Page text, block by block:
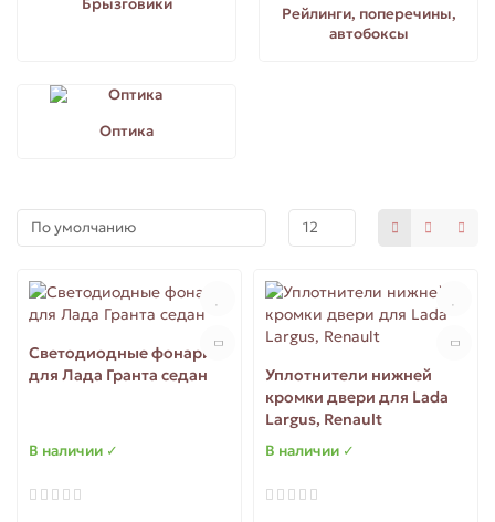
для Приора (Priora)
Брызговики
Рейлинги, поперечины,
автобоксы
Оптика
Светодиодные фонари
для Лада Гранта седан
В наличии ✓
Уплотнители нижней
кромки двери для Lada
Largus, Renault
В наличии ✓